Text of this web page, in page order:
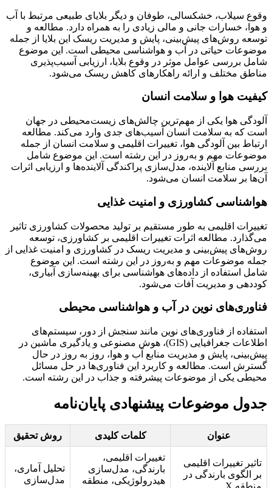
وقوع سیلاب، خشکسالی، طوفان و دیگر بلایای طبیعی مرتبط با آب
و هوا، خسارات جانی و مالی زیادی را به همراه دارد. مطالعه و
توسعه روش‌های پیش‌بینی، پایش و مدیریت ریسک این بلایا از جمله
موضوعات حیاتی در آب و هواشناسی محیطی است. این موضوع
شامل بررسی عوامل موثر در وقوع بلایا، ارزیابی آسیب‌پذیری
مناطق مختلف و ارائه راهکارهای کاهش ریسک می‌شود.
کیفیت هوا و سلامت انسان
آلودگی هوا یکی از مهم‌ترین چالش‌های زیست‌محیطی در جهان
است که به سلامت انسان آسیب‌های جدی وارد می‌کند. مطالعه
ارتباط بین آلودگی هوا، تغییرات اقلیمی و سلامت انسان از جمله
موضوعات مهم و به‌روز در این رشته است. این موضوع شامل
بررسی منابع آلاینده، مدل‌سازی پراکندگی آلاینده‌ها و ارزیابی اثرات
آن‌ها بر سلامت انسان می‌شود.
هواشناسی کشاورزی و امنیت غذایی
تغییرات اقلیمی به طور مستقیم بر تولید محصولات کشاورزی تاثیر
می‌گذارد. مطالعه اثرات تغییرات اقلیمی بر کشاورزی، توسعه
روش‌های پیش‌بینی و مدیریت ریسک در کشاورزی و امنیت غذایی از
جمله موضوعات مهم و به‌روز در این رشته است. این موضوع
شامل استفاده از داده‌های هواشناسی برای بهینه‌سازی آبیاری،
کوددهی و مدیریت آفات می‌شود.
فناوری‌های نوین در آب و هواشناسی محیطی
استفاده از فناوری‌های نوین مانند سنجش از دور، سیستم‌های
اطلاعات جغرافیایی (GIS)، هوش مصنوعی و یادگیری ماشین در
پیش‌بینی، پایش و مدیریت منابع آب و هوا، روز به روز در حال
گسترش است. مطالعه و کاربرد این فناوری‌ها در حل مسائل
محیطی یکی از موضوعات پیشرفته و جذاب در این رشته است.
جدول موضوعات پیشنهادی پایان‌نامه
عنوان کلمات کلیدی روش تحقیق
تاثیر تغییرات اقلیمی
بر الگوی بارندگی در
منطقه X
تغییرات اقلیمی،
بارندگی، مدل‌سازی
هیدرولوژیکی، منطقه
تحلیل آماری،
مدل‌سازی